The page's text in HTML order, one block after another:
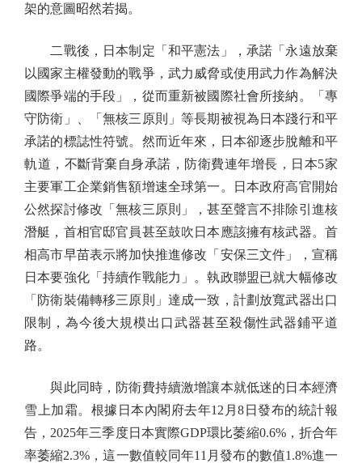
架的意圖昭然若揭。
二戰後，日本制定「和平憲法」，承諾「永遠放棄
以國家主權發動的戰爭，武力威脅或使用武力作為解決
國際爭端的手段」，從而重新被國際社會所接納。「專
守防衛」、「無核三原則」等長期被視為日本踐行和平
承諾的標誌性符號。然而近年來，日本卻逐步脫離和平
軌道，不斷背棄自身承諾，防衛費連年增長，日本5家
主要軍工企業銷售額增速全球第一。日本政府高官開始
公然探討修改「無核三原則」，甚至聲言不排除引進核
潛艇，首相官邸官員甚至鼓吹日本應該擁有核武器。首
相高市早苗表示將加快推進修改「安保三文件」，宣稱
日本要強化「持續作戰能力」。執政聯盟已就大幅修改
「防衛裝備轉移三原則」達成一致，計劃放寬武器出口
限制，為今後大規模出口武器甚至殺傷性武器鋪平道
路。
與此同時，防衛費持續激增讓本就低迷的日本經濟
雪上加霜。根據日本內閣府去年12月8日發布的統計報
告，2025年三季度日本實際GDP環比萎縮0.6%，折合年
率萎縮2.3%，這一數值較同年11月發布的數值1.8%進一